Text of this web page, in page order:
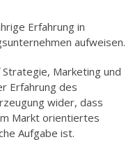
Erfahrung in
aufweisen.
Strategie, Marketing und
Erfahrung des
wider, dass
Markt orientiertes
Aufgabe ist.